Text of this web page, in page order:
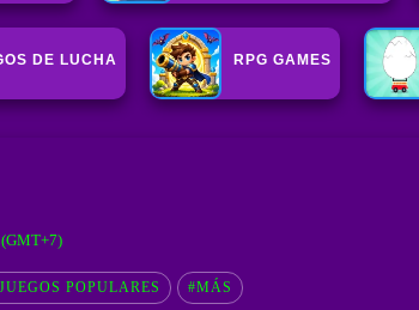
DE LUCHA RPG GAMES
POPULARES #MÁS